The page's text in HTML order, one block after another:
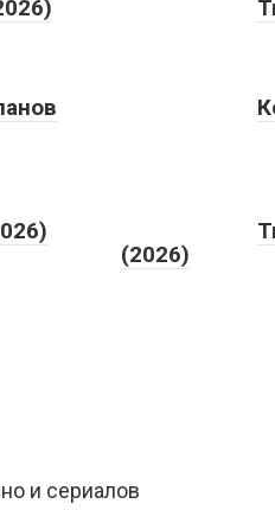
(2026)
и сериалов